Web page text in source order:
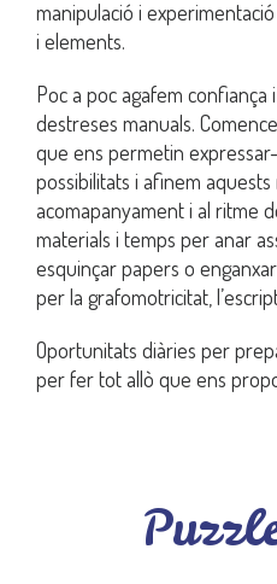
manipulació i
i elements.
Poc a poc agafem
destreses manuals.
que ens permetin
possibilitats i afinem
acomapanyament i al ritme
materials i temps per anar
esquinçar papers o
per la grafomotricitat,
Oportunitats diàries per
per fer tot allò que ens